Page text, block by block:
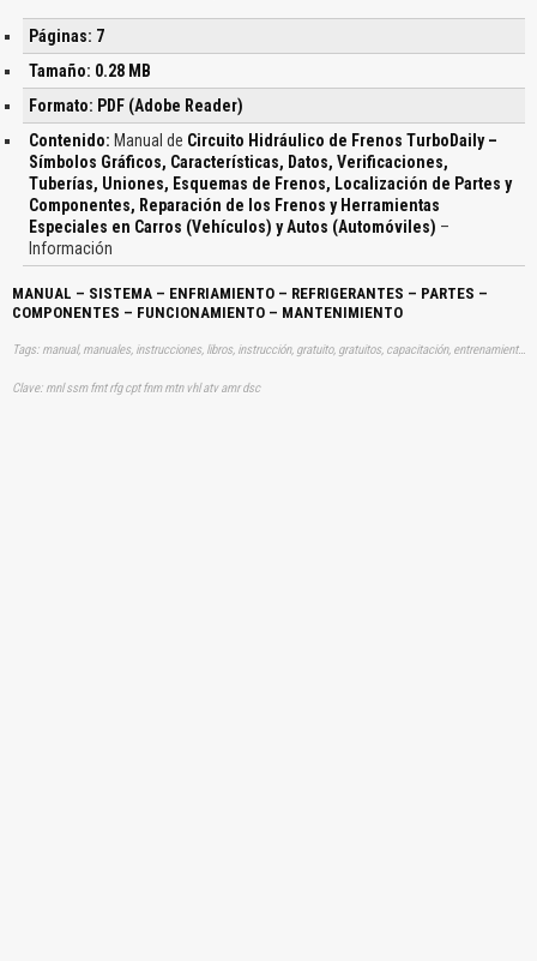
Páginas: 7
Tamaño: 0.28 MB
Formato: PDF (Adobe Reader)
Contenido: Manual de Circuito Hidráulico de Frenos TurboDaily –
Símbolos Gráficos, Características, Datos, Verificaciones,
Tuberías, Uniones, Esquemas de Frenos, Localización de Partes y
Componentes, Reparación de los Frenos y Herramientas
Especiales en Carros (Vehículos) y Autos (Automóviles) –
Información
MANUAL – SISTEMA – ENFRIAMIENTO – REFRIGERANTES – PARTES –
COMPONENTES – FUNCIONAMIENTO – MANTENIMIENTO
Tags: manual, manuales, instrucciones, libros, instrucción, gratuito, gratuitos, capacitación, entrenamiento, capacitaciones, información, datos, gratis, descargar, vehículo, vehículos, autos, auto, coche, coches, automóvil, automovil, automóviles, automoviles, sistemas, enfriamientos, refrigeraciones, refrigeración, mantenimientos, aprender, descargas
Clave: mnl ssm fmt rfg cpt fnm mtn vhl atv amr dsc